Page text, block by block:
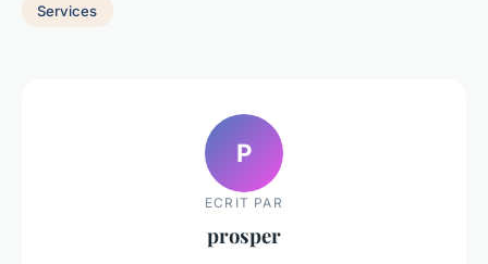
Services
P
ECRIT PAR
prosper